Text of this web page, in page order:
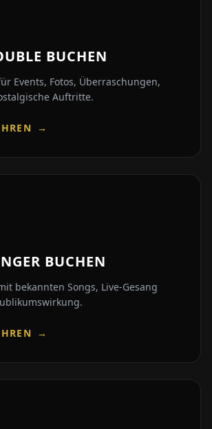
BUCHEN
Events, Fotos, Überraschungen,
Auftritte.
→
BUCHEN
bekannten Songs, Live-Gesang
→